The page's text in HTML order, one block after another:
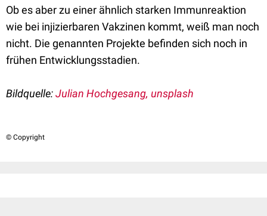
Ob es aber zu einer ähnlich starken Immunreaktion
wie bei injizierbaren Vakzinen kommt, weiß man noch
nicht. Die genannten Projekte befinden sich noch in
frühen Entwicklungsstadien.
Bildquelle:Julian Hochgesang, unsplash
© Copyright